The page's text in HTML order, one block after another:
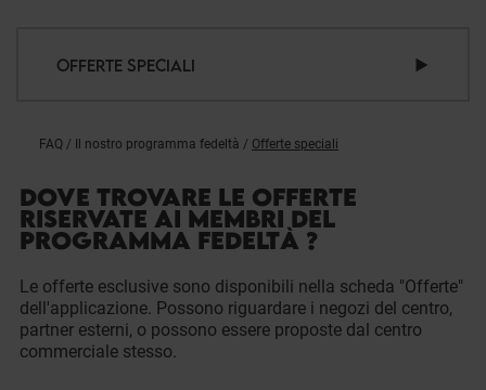
OFFERTE SPECIALI
FAQ / Il nostro programma fedeltà / Offerte speciali
DOVE TROVARE LE OFFERTE
RISERVATE AI MEMBRI DEL
PROGRAMMA FEDELTÀ ?
Le offerte esclusive sono disponibili nella scheda "Offerte"
dell'applicazione. Possono riguardare i negozi del centro,
partner esterni, o possono essere proposte dal centro
commerciale stesso.